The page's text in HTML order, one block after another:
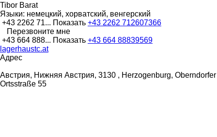
Tibor Barat
Языки: немецкий, хорватский, венгерский
+43 2262 71... Показать +43 2262 712607366
Перезвоните мне
+43 664 888... Показать +43 664 88839569
lagerhaustc.at
Адрес
Австрия, Нижняя Австрия, 3130 , Herzogenburg, Oberndorfer
Ortsstraße 55